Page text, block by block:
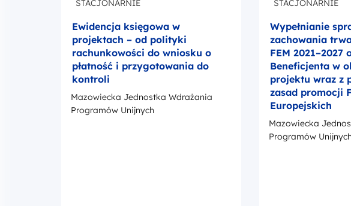
STACJONARNIE
Ewidencja księgowa w
projektach – od polityki
rachunkowości do wniosku o
płatność i przygotowania do
kontroli
Mazowiecka Jednostka Wdrażania
Programów Unijnych
STACJONARNIE
Wypełnianie
zachowania
FEM 2021–2027
Beneficjenta w
projektu wraz z
zasad promocji
Europejskich
Mazowiecka
Programów Unijnych